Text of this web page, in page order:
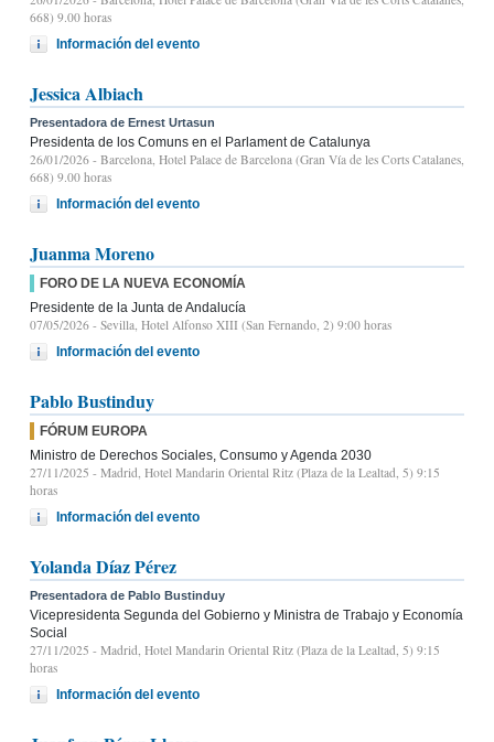
668) 9.00 horas
Información del evento
Jessica Albiach
Presentadora de Ernest Urtasun
Presidenta de los Comuns en el Parlament de Catalunya
26/01/2026 - Barcelona, Hotel Palace de Barcelona (Gran Vía de les Corts Catalanes,
668) 9.00 horas
Información del evento
Juanma Moreno
FORO DE LA NUEVA ECONOMÍA
Presidente de la Junta de Andalucía
07/05/2026 - Sevilla, Hotel Alfonso XIII (San Fernando, 2) 9:00 horas
Información del evento
Pablo Bustinduy
FÓRUM EUROPA
Ministro de Derechos Sociales, Consumo y Agenda 2030
27/11/2025 - Madrid, Hotel Mandarin Oriental Ritz (Plaza de la Lealtad, 5) 9:15
horas
Información del evento
Yolanda Díaz Pérez
Presentadora de Pablo Bustinduy
Vicepresidenta Segunda del Gobierno y Ministra de Trabajo y Economía
Social
27/11/2025 - Madrid, Hotel Mandarin Oriental Ritz (Plaza de la Lealtad, 5) 9:15
horas
Información del evento